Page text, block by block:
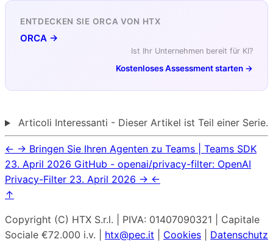
ENTDECKEN SIE ORCA VON HTX
ORCA →
Ist Ihr Unternehmen bereit für KI?
Kostenloses Assessment starten →
Articoli Interessanti - Dieser Artikel ist Teil einer Serie.
← → Bringen Sie Ihren Agenten zu Teams | Teams SDK
23. April 2026 GitHub - openai/privacy-filter: OpenAI
Privacy-Filter 23. April 2026 → ←
↑
Copyright (C) HTX S.r.l. | PIVA: 01407090321 | Capitale
Sociale €72.000 i.v. | htx@pec.it Cookies Datenschutz